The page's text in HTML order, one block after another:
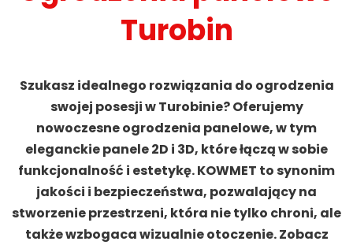
Turobin
Szukasz idealnego rozwiązania do ogrodzenia
swojej posesji w Turobinie? Oferujemy
nowoczesne ogrodzenia panelowe, w tym
eleganckie panele 2D i 3D, które łączą w sobie
funkcjonalność i estetykę. KOWMET to synonim
jakości i bezpieczeństwa, pozwalający na
stworzenie przestrzeni, która nie tylko chroni, ale
także wzbogaca wizualnie otoczenie. Zobacz